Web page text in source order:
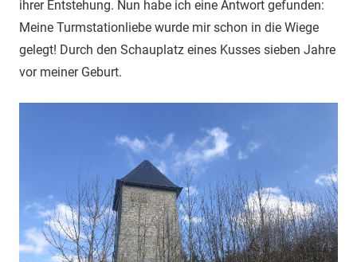
ihrer Entstehung. Nun habe ich eine Antwort gefunden:
Meine Turmstationliebe wurde mir schon in die Wiege
gelegt! Durch den Schauplatz eines Kusses sieben Jahre
vor meiner Geburt.